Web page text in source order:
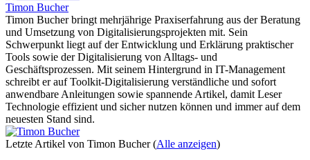
Timon Bucher
Timon Bucher bringt mehrjährige Praxiserfahrung aus der Beratung
und Umsetzung von Digitalisierungsprojekten mit. Sein
Schwerpunkt liegt auf der Entwicklung und Erklärung praktischer
Tools sowie der Digitalisierung von Alltags- und
Geschäftsprozessen. Mit seinem Hintergrund in IT-Management
schreibt er auf Toolkit-Digitalisierung verständliche und sofort
anwendbare Anleitungen sowie spannende Artikel, damit Leser
Technologie effizient und sicher nutzen können und immer auf dem
neuesten Stand sind.
Letzte Artikel von Timon Bucher(Alle anzeigen)